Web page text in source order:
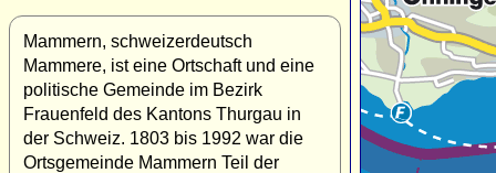
Mammern, schweizerdeutsch
Mammere, ist eine Ortschaft und eine
politische Gemeinde im Bezirk
Frauenfeld des Kantons Thurgau in
der Schweiz. 1803 bis 1992 war die
Ortsgemeinde Mammern Teil der